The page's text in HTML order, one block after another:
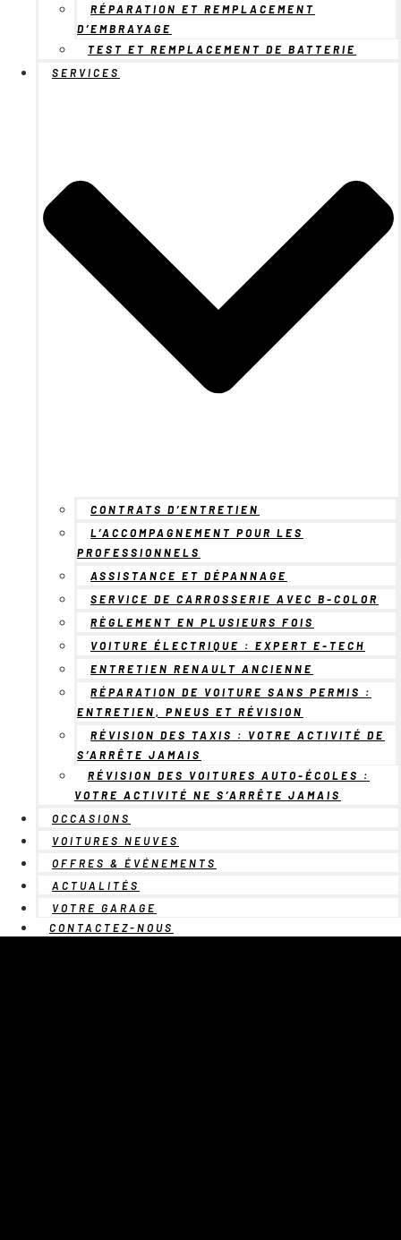
RÉPARATION ET REMPLACEMENT
D’EMBRAYAGE
TEST ET REMPLACEMENT DE BATTERIE
SERVICES
CONTRATS D’ENTRETIEN
L’ACCOMPAGNEMENT POUR LES
PROFESSIONNELS
ASSISTANCE ET DÉPANNAGE
SERVICE DE CARROSSERIE AVEC B-COLOR
RÈGLEMENT EN PLUSIEURS FOIS
VOITURE ÉLECTRIQUE : EXPERT E-TECH
ENTRETIEN RENAULT ANCIENNE
RÉPARATION DE VOITURE SANS PERMIS :
ENTRETIEN, PNEUS ET RÉVISION
RÉVISION DES TAXIS : VOTRE ACTIVITÉ DE
S’ARRÊTE JAMAIS
RÉVISION DES VOITURES AUTO-ÉCOLES :
VOTRE ACTIVITÉ NE S’ARRÊTE JAMAIS
OCCASIONS
VOITURES NEUVES
OFFRES & ÉVÉNEMENTS
ACTUALITÉS
VOTRE GARAGE
CONTACTEZ-NOUS